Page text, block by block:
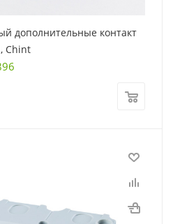
контакт
Chint